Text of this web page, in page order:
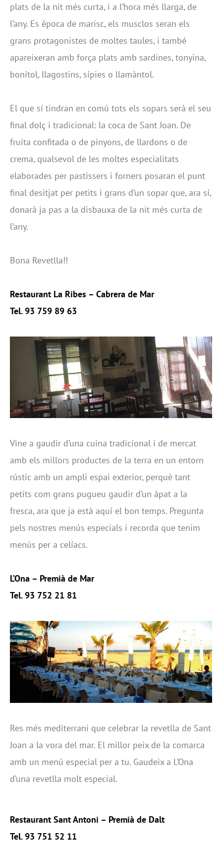
plats de la nit més curta, i a l’hora més llarga, de
l’any. Es època de marisc, els musclos seran els
grans protagonistes de moltes taules, i també
apareixeran amb força plats amb sardines, tonyina,
bonítol, llagostins, sípies o llamàntol.
El que sí tindran en comú tots els sopars serà el seu
final dolç i tradicional: la coca de Sant Joan. De
fruita confitada o de pinyons, de llardons o de
crema, qualsevol de les moltes especialitats
elaborades per pastissers i forners posaran el punt
final desitjat per petits i grans d’un sopar que, ara sí,
donarà ja pas a la disbauxa de la nit més curta de
l’any.
Bona Revetlla!!
Restaurant La Ribes – Cabrera de Mar
Tel. 93 759 89 63
Vine a gaudir d’una cuina tradicional i de mercat
amb els millors productes de la terra en un entorn
rústic amb un ampli espai exterior, perquè tant
petits com grans pugueu gaudir d’un àpat a la
fresca, ara que ja està aquí el bon temps. Pregunta
pels nostres menús especials i recorda que tenim
menús per a celíacs.
L’Ona – Premià de Mar
Tel. 93 752 21 81
Res més mediterrani que celebrar la revetlla de Sant
Joan a la vora del mar. El millor peix de la comarca
amb un menú especial per a tu. Gaudeix a L’Ona
d’una revetlla molt especial.
Restaurant Sant Antoni – Premià de Dalt
Tel. 93 751 52 11